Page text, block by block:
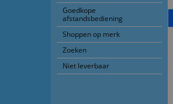
Goedkope
afstandsbediening
Shoppen op merk
Zoeken
Niet leverbaar